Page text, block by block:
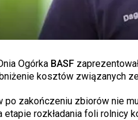
Ogórka BASF
kosztów związanych
po zakończeniu zbiorów nie
etapie rozkładania foli rolnicy